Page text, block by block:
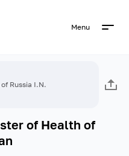
Menu
Russia I.N.
of Health of